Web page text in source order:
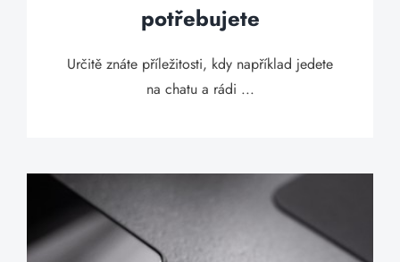
potřebujete
Určitě znáte příležitosti, kdy například jedete
na chatu a rádi ...